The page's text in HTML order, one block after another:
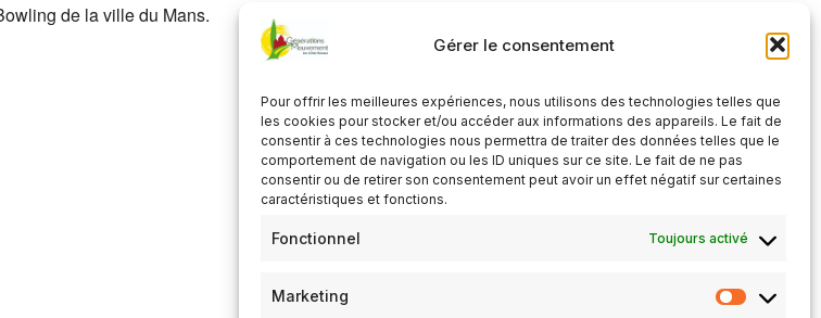
Gérer le consentement
Pour offrir les meilleures expériences, nous utilisons des technologies telles que
les cookies pour stocker et/ou accéder aux informations des appareils. Le fait de
consentir à ces technologies nous permettra de traiter des données telles que le
comportement de navigation ou les ID uniques sur ce site. Le fait de ne pas
consentir ou de retirer son consentement peut avoir un effet négatif sur certaines
caractéristiques et fonctions.
Fonctionnel Toujours activé
Marketing
de la ville du Mans.